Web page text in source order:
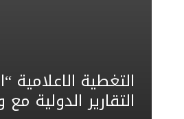
التقارير الدولية